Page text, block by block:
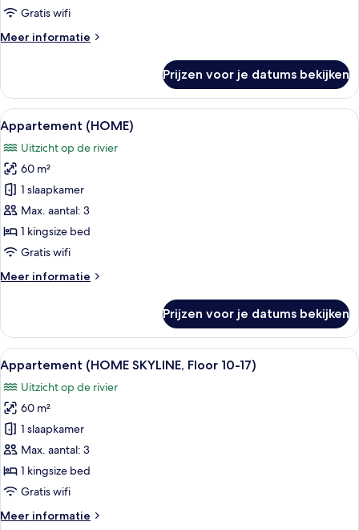
Gratis wifi
Meer informatie
Meer
(SUITE
LOGGIA)
Prijzen voor je datums bekijken
Alle
foto's
voor
Appartement
(HOME)
laden
Een moderne hotelkamer met een
29
Appartement (HOME)
Uitzicht op de rivier
60 m²
1 slaapkamer
Max. aantal: 3
1 kingsize bed
Gratis wifi
Meer informatie
Meer
(HOME)
Prijzen voor je datums bekijken
Alle
foto's
voor
Appartement
(HOME
SKYLINE,
Floor
10-
laden
Een moderne hotelkamer met een
36
Appartement (HOME SKYLINE, Floor 10-17)
Uitzicht op de rivier
60 m²
1 slaapkamer
Max. aantal: 3
1 kingsize bed
Gratis wifi
Meer informatie
Meer